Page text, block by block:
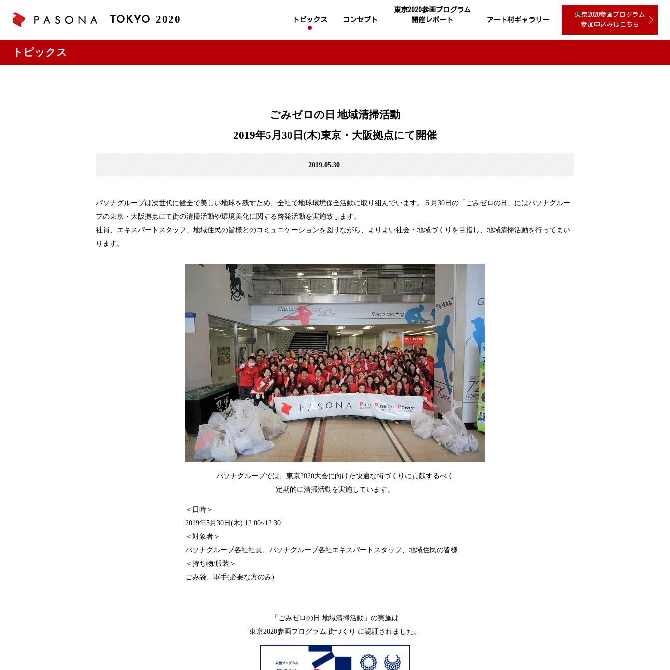
TOKYO 2020 トピックス コンセプト
東京2020参画プログラム
開催レポート
アート村ギャラリー
東京2020参画プログラム
参加申込みはこちら
トピックス
ごみゼロの日 地域清掃活動
2019年5月30日(木)東京・大阪拠点にて開催
2019.05.30
パソナグループは次世代に健全で美しい地球を残すため、全社で地球環境保全活動に取り組んでいます。５月30日の「ごみゼロの日」にはパソナグルー
プの東京・大阪拠点にて街の清掃活動や環境美化に関する啓発活動を実施致します。
社員、エキスパートスタッフ、地域住民の皆様とのコミュニケーションを図りながら、よりよい社会・地域づくりを目指し、地域清掃活動を行ってまい
ります。
パソナグループでは、東京2020大会に向けた快適な街づくりに貢献するべく
定期的に清掃活動を実施しています。
＜日時＞
2019年5月30日(木) 12:00~12:30
＜対象者＞
パソナグループ各社社員、パソナグループ各社エキスパートスタッフ、地域住民の皆様
＜持ち物/服装＞
ごみ袋、軍手(必要な方のみ)
「ごみゼロの日 地域清掃活動」の実施は
東京2020参画プログラム 街づくり に認証されました。